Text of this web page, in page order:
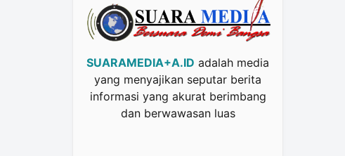
SUARAMEDIA+A.ID adalah media
yang menyajikan seputar berita
informasi yang akurat berimbang
dan berwawasan luas